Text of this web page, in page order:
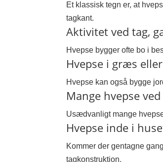
Et klassisk tegn er, at
tagkant.
Aktivitet ved tag,
Hvepse bygger ofte bo i
Hvepse i græs
Hvepse kan også bygge
Mange hvepse
Usædvanligt mange
Hvepse inde i
Kommer der gentagne
tagkonstruktion.